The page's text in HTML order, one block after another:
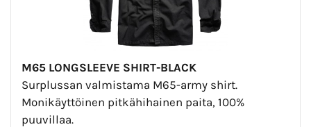
M65 LONGSLEEVE SHIRT-BLACK
Surplussan valmistama M65-army shirt.
Monikäyttöinen pitkähihainen paita, 100%
puuvillaa.